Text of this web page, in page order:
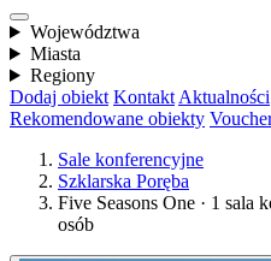
Województwa
Miasta
Regiony
Dodaj obiekt Kontakt Aktualności
Rekomendowane obiekty
Sale konferencyjne
Szklarska Poręba
Five Seasons One · 1 sala
osób